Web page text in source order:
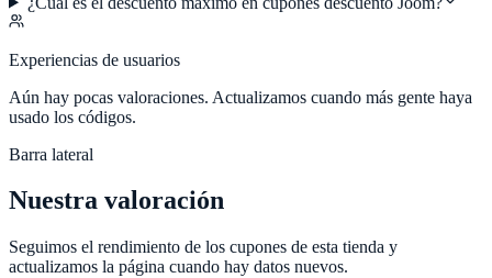
Experiencias de usuarios
Aún hay pocas valoraciones. Actualizamos cuando más gente haya
usado los códigos.
Barra lateral
Nuestra valoración
Seguimos el rendimiento de los cupones de esta tienda y
actualizamos la página cuando hay datos nuevos.